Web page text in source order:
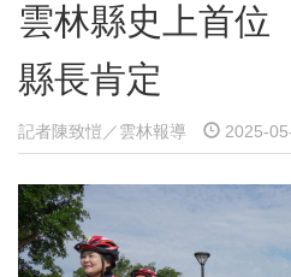
雲林縣史上首
縣長肯定
記者陳致愷／雲林報導 2025-